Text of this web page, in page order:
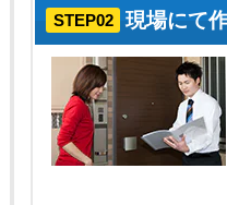
STEP02 現場にて